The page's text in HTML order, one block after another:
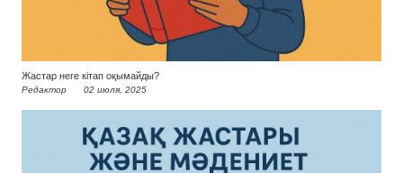
Жастар неге кітап оқымайды?
Редактор 02 июля, 2025